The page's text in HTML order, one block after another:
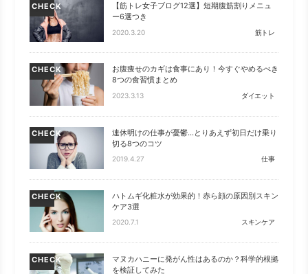
CHECK
【筋トレ女子ブログ12選】短期腹筋割りメニュ
ー6選つき
2020.3.20 筋トレ
CHECK
お腹痩せのカギは食事にあり！今すぐやめるべき
8つの食習慣まとめ
2023.3.13 ダイエット
CHECK
連休明けの仕事が憂鬱…とりあえず初日だけ乗り
切る8つのコツ
2019.4.27 仕事
CHECK
ハトムギ化粧水が効果的！赤ら顔の原因別スキン
ケア3選
2020.7.1 スキンケア
CHECK
マヌカハニーに発がん性はあるのか？科学的根拠
を検証してみた